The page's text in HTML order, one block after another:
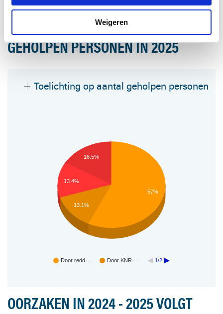
Weigeren
Aantal acties
GEHOLPEN PERSONEN IN 2025
Toelichting op aantal geholpen personen
Door redd… Door KNR… 1/2
16.5%
13.4%
13.1%
57%
OORZAKEN IN 2024 - 2025 VOLGT